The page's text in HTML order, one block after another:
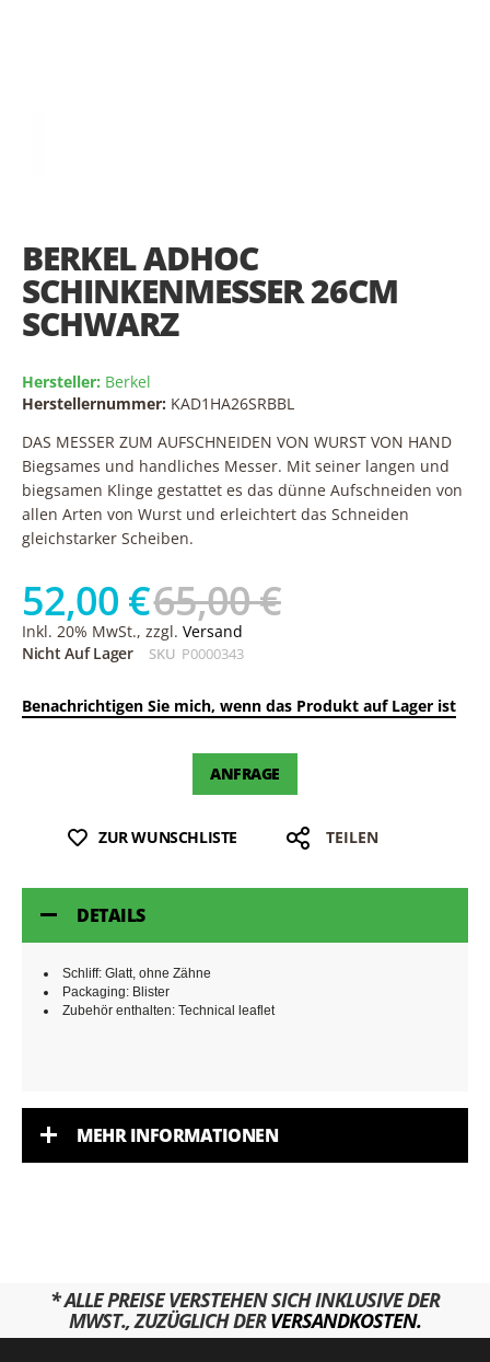
BERKEL ADHOC
SCHINKENMESSER 26CM
SCHWARZ
Hersteller: Berkel
Herstellernummer: KAD1HA26SRBBL
DAS MESSER ZUM AUFSCHNEIDEN VON WURST VON HAND
Biegsames und handliches Messer. Mit seiner langen und
biegsamen Klinge gestattet es das dünne Aufschneiden von
allen Arten von Wurst und erleichtert das Schneiden
gleichstarker Scheiben.
52,00 €65,00 €
Inkl. 20% MwSt., zzgl. Versand
Nicht Auf Lager
SKU P0000343
Benachrichtigen Sie mich, wenn das Produkt auf Lager ist
ANFRAGE
ZUR WUNSCHLISTE TEILEN
beginning
of
the
images
gallery
DETAILS
Schliff: Glatt, ohne Zähne
Packaging: Blister
Zubehör enthalten: Technical leaflet
MEHR INFORMATIONEN
* ALLE PREISE VERSTEHEN SICH INKLUSIVE DER
MWST., ZUZÜGLICH DERVERSANDKOSTEN.